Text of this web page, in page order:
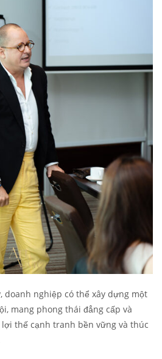
doanh nghiệp có thể xây dựng một
mang phong thái đẳng cấp và
thế cạnh tranh bền vững và thúc